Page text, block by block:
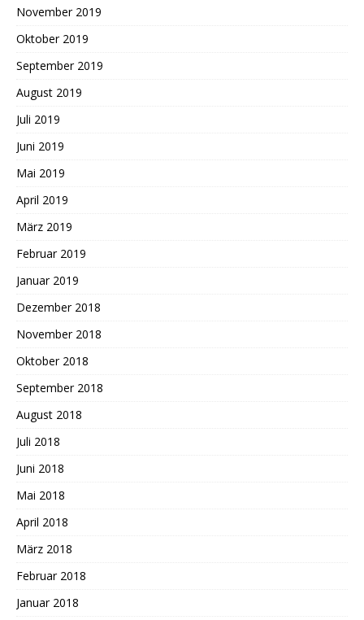
November 2019
Oktober 2019
September 2019
August 2019
Juli 2019
Juni 2019
Mai 2019
April 2019
März 2019
Februar 2019
Januar 2019
Dezember 2018
November 2018
Oktober 2018
September 2018
August 2018
Juli 2018
Juni 2018
Mai 2018
April 2018
März 2018
Februar 2018
Januar 2018